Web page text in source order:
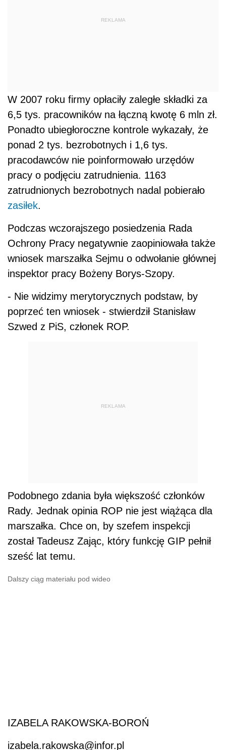
REKLAMA
W 2007 roku firmy opłaciły zaległe składki za
6,5 tys. pracowników na łączną kwotę 6 mln zł.
Ponadto ubiegłoroczne kontrole wykazały, że
ponad 2 tys. bezrobotnych i 1,6 tys.
pracodawców nie poinformowało urzędów
pracy o podjęciu zatrudnienia. 1163
zatrudnionych bezrobotnych nadal pobierało
zasiłek.
Podczas wczorajszego posiedzenia Rada
Ochrony Pracy negatywnie zaopiniowała także
wniosek marszałka Sejmu o odwołanie głównej
inspektor pracy Bożeny Borys-Szopy.
- Nie widzimy merytorycznych podstaw, by
poprzeć ten wniosek - stwierdził Stanisław
Szwed z PiS, członek ROP.
REKLAMA
Podobnego zdania była większość członków
Rady. Jednak opinia ROP nie jest wiążąca dla
marszałka. Chce on, by szefem inspekcji
został Tadeusz Zając, który funkcję GIP pełnił
sześć lat temu.
Dalszy ciąg materiału pod wideo
IZABELA RAKOWSKA-BOROŃ
izabela.rakowska@infor.pl